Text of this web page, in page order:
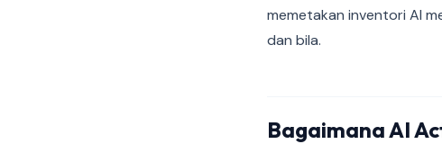
memetakan inventori AI
dan bila.
Bagaimana AI